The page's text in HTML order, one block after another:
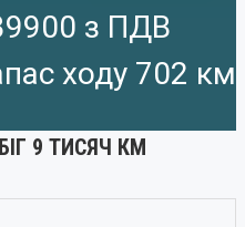
ходу 702 км
9 ТИСЯЧ КМ